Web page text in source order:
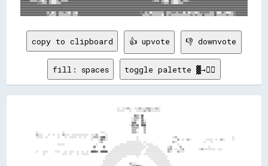
████████▒▒▒▒▒▒▓▓▒▒░░▒▒██▒▒░░░░▒▒██▒▒▒▒▒▒██████████████████████████████████████████████████████████████████████▓▓▒▒▒▒██▒▒░░░░██▒▒░░░░▒▒██▒▒▒▒▓▓████████████████████████████████████████████████
██████████████▓▓▓▓▒▒▒▒██▒▒░░░░▒▒▒▒████████████████████████████████████████████████████████████████████████████████████▓▓▒▒▒▒██▒▒░░░░▒▒▒▒██████████████████████████████████████████████████████
██████████████████████████████████████████████████████████████████████████████████████████████████████████████████████████████████████████████████████████████████████████████████████████████
██████████████████████████████████████████████████████████████████████████████████████████████████████████████████████████████████████████████████████████████████████████████████████████████
██████████████████████████████████████████████████████████████████████████████████████████████████████████████████████████████████████████████████████████████████████████████████████████████
██████████████████████▒▒▓▓░░▒▒██▒▒▒▒▓▓▒▒░░▓▓▒▒░░████████████████████████████████████████████████████▓▓██▒▒▓▓░░▒▒▒▒▒▒▒▒▒▒██▒▒▒▒▓▓▓▓▒▒▓▓▓▓░░▓▓░░▒▒▒▒░░▒▒▓▓▓▓▓▓▓▓▒▒▒▒██░░░░▓▓▒▒░░░░▒▒▓▓██████████
copy to clipboard 👍 upvote 👎 downvote
fill: spaces toggle palette ▓→✊🏽